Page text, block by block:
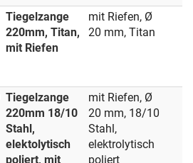
Tiegelzange
220mm, Titan,
mit Riefen
mit Riefen, Ø
20 mm, Titan
Tiegelzange
220mm 18/10
Stahl,
elektolytisch
poliert, mit
mit Riefen, Ø
20 mm, 18/10
Stahl,
elektrolytisch
poliert